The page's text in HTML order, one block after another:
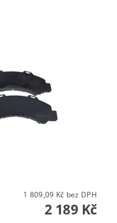
1 809,09 Kč bez DPH
2 189 Kč